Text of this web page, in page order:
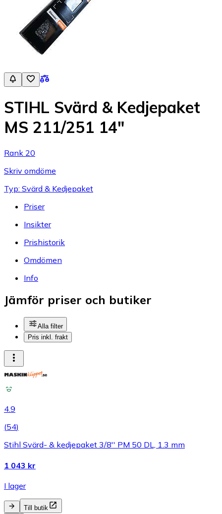
STIHL Svärd & Kedjepaket
MS 211/251 14"
Rank 20
Skriv omdöme
Typ: Svärd & Kedjepaket
Priser
Insikter
Prishistorik
Omdömen
Info
Jämför priser och butiker
Alla filter
Pris inkl. frakt
4.9
(54)
Stihl Svärd- & kedjepaket 3/8'' PM 50 DL, 1.3 mm
1 043 kr
I lager
Till butik